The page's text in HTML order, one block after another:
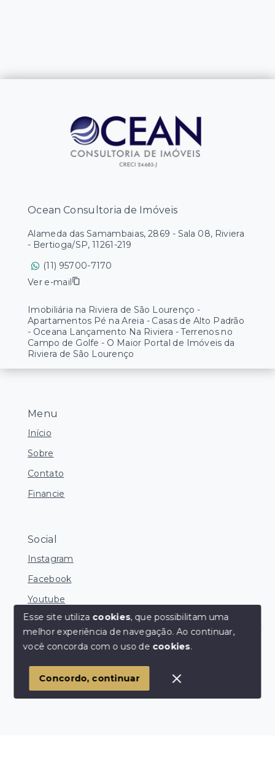
Menu
Início
Sobre
Contato
Financie
Social
Instagram
Facebook
Youtube
© Copyright 2026 - Ocean Consultoria de Imóveis -
SITE PARA IMOBILIARIA
Ocean Consultoria de Imóveis
Alameda das Samambaias, 2869 - Sala 08, Riviera
- Bertioga/SP, 11261-219
(11) 95700-7170
Ver e-mail
Imobiliária na Riviera de São Lourenço -
Apartamentos Pé na Areia - Casas de Alto Padrão
- Oceana Lançamento Na Riviera - Terrenos no
Campo de Golfe - O Maior Portal de Imóveis da
Riviera de São Lourenço
Corretores Online
Esse site utiliza cookies, que possibilitam uma
melhor experiência de navegação.Ao continuar,
você concorda com o uso de cookies.
Concordo, continuar